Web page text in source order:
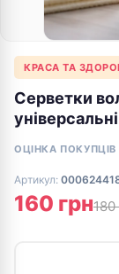
КРАСА ТА
Серветки
ОЦІНКА ПОКУПЦІВ
Артикул:
160 грн180